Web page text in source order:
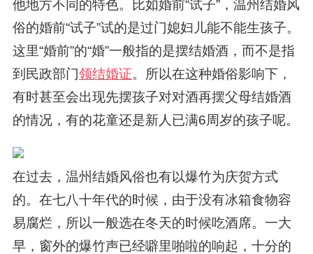
他地方不同的特色。比如婚前“试子”，温州结婚风
俗的婚前“试子”试的是过门媳妇儿能不能生孩子。
这里“婚前”的“婚”一般指的是摆结婚酒，而不是指
到民政部门领结婚证。所以在这种婚俗影响下，
有时甚至会出现先摆孩子对对酒再摆父母结婚酒
的情况，有的花童还是新人已满6周岁的孩子呢。
在过去，温州结婚风俗也有以爆竹为庆贺方式
的。在七八十年代的时候，由于没有冰箱食物容
易腐烂，所以一般选在冬天的时候吃酒席。一大
早，窗外的爆竹声已经噼里啪啦的响起，十分的